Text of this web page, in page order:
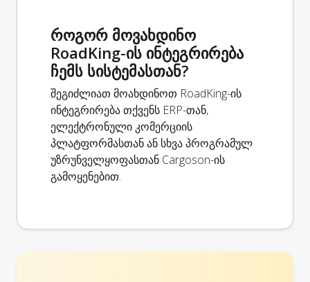
როგორ მოვახდინო
RoadKing-ის ინტეგრირება
ჩემს სისტემასთან?
შეგიძლიათ მოახდინოთ RoadKing-ის
ინტეგრირება თქვენს ERP-თან,
ელექტრონული კომერციის
პლატფორმასთან ან სხვა პროგრამულ
უზრუნველყოფასთან Cargoson-ის
გამოყენებით.